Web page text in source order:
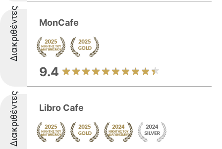
Διακριθέντες MonCafe
9.4
Διακριθέντες Libro Cafe